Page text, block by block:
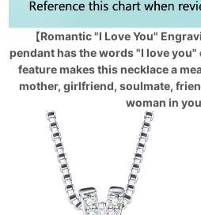
【Romantic "I Love You"
pendant has the words "I love
feature makes this necklace a
mother, girlfriend, soulmate,
woman in